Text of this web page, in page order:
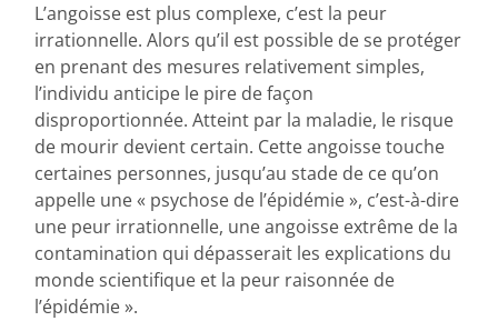
L’angoisse est plus complexe, c’est la peur
irrationnelle. Alors qu’il est possible de se protéger
en prenant des mesures relativement simples,
l’individu anticipe le pire de façon
disproportionnée. Atteint par la maladie, le risque
de mourir devient certain. Cette angoisse touche
certaines personnes, jusqu’au stade de ce qu’on
appelle une « psychose de l’épidémie », c’est-à-dire
une peur irrationnelle, une angoisse extrême de la
contamination qui dépasserait les explications du
monde scientifique et la peur raisonnée de
l’épidémie ».